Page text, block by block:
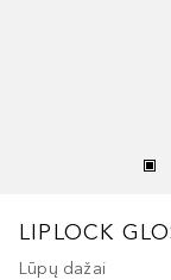
LIPLOCK
Lūpų dažai